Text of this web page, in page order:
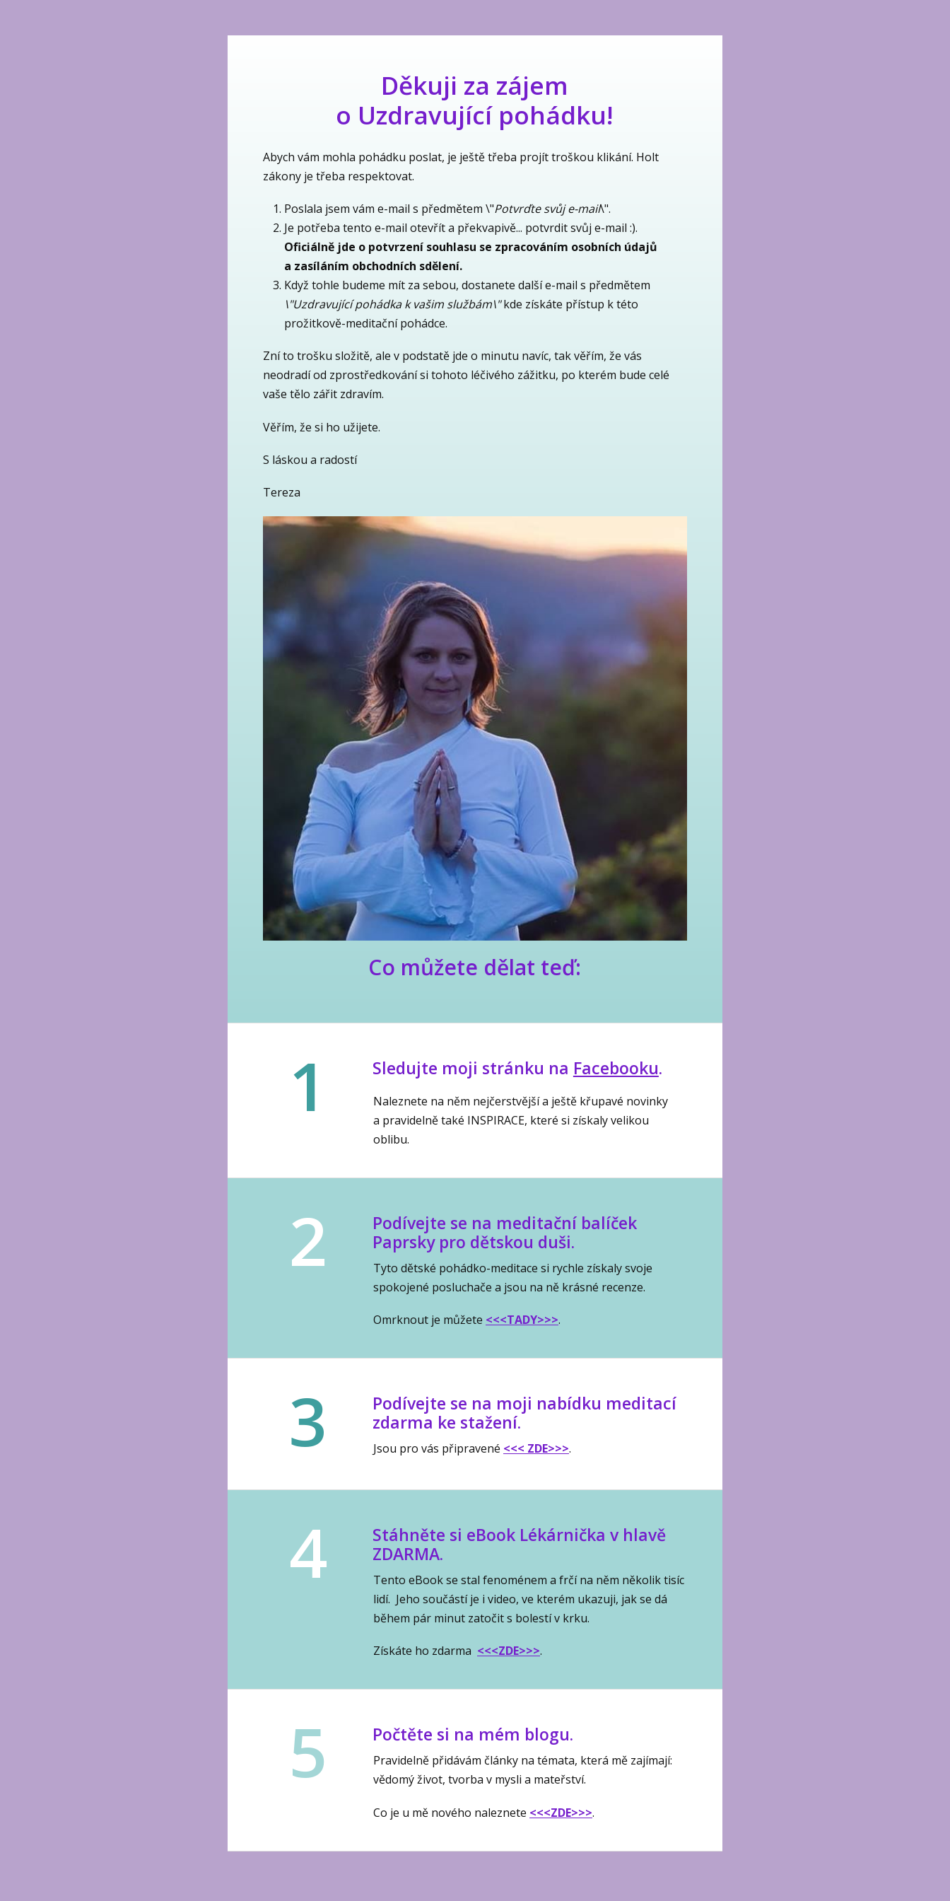
Děkuji za zájem
o Uzdravující pohádku!
Abych vám mohla pohádku poslat, je ještě třeba projít troškou klikání. Holt
zákony je třeba respektovat.
Poslala jsem vám e-mail s předmětem \"Potvrďte svůj e-mail\".
Je potřeba tento e-mail otevřít a překvapivě... potvrdit svůj e-mail :).
Oficiálně jde o potvrzení souhlasu se zpracováním osobních údajů
a zasíláním obchodních sdělení.
Když tohle budeme mít za sebou, dostanete další e-mail s předmětem
\"Uzdravující pohádka k vašim službám\"kde získáte přístup k této
prožitkově-meditační pohádce.
Zní to trošku složitě, ale v podstatě jde o minutu navíc, tak věřím, že vás
neodradí od zprostředkování si tohoto léčivého zážitku, po kterém bude celé
vaše tělo zářit zdravím.
Věřím, že si ho užijete.
S láskou a radostí
Tereza
Co můžete dělat teď:
1 Sledujte moji stránku na Facebooku.
Naleznete na něm nejčerstvější a ještě křupavé novinky
a pravidelně také INSPIRACE, které si získaly velikou
oblibu.
2
Podívejte se na meditační balíček
Paprsky pro dětskou duši.
Tyto dětské pohádko-meditace si rychle získaly svoje
spokojené posluchače a jsou na ně krásné recenze.
Omrknout je můžete <<<TADY>>>.
3
Podívejte se na moji nabídku meditací
zdarma ke stažení.
Jsou pro vás připravené <<< ZDE>>>.
4
Stáhněte si eBook Lékárnička v hlavě
ZDARMA.
Tento eBook se stal fenoménem a frčí na něm několik tisíc
lidí. Jeho součástí je i video, ve kterém ukazuji, jak se dá
během pár minut zatočit s bolestí v krku.
Získáte ho zdarma <<<ZDE>>>.
5 Počtěte si na mém blogu.
Pravidelně přidávám články na témata, která mě zajímají:
vědomý život, tvorba v mysli a mateřství.
Co je u mě nového naleznete <<<ZDE>>>.